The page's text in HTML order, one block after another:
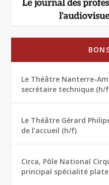
Le Théâtre Nanterre-
secrétaire technique (h/
Le Théâtre Gérard
de l’accueil (h/f)
Circa, Pôle National
principal spécialité